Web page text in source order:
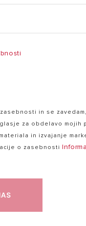
in se
za obdelavo mojih
in izvajanje
o zasebnosti